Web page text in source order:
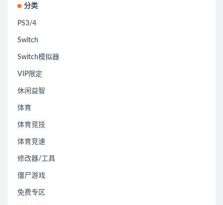
分类
PS3/4
Switch
Switch模拟器
VIP限定
休闲益智
体育
体育竞技
体育竞速
修改器/工具
僵尸游戏
免费专区